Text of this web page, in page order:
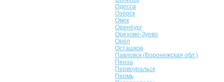
Одесса
Озёрск
Омск
Оренбург
Орехово-Зуево
Орёл
Осташков
Павловск (Воронежская обл.)
Пенза
Первоуральск
Пермь